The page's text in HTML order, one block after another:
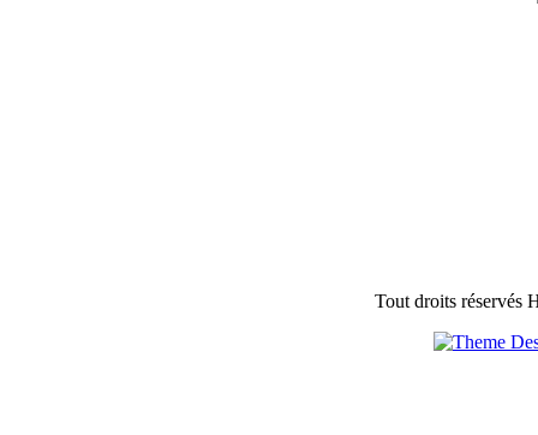
Tout droits réservés